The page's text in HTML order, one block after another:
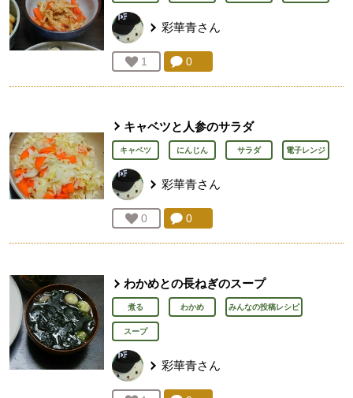
彩華青さん
お気に入り登録：
1 人が登録コメント：
0
キャベツと人参のサラダ
キャベツ にんじん サラダ 電子レンジ
彩華青さん
お気に入り登録：
0 人が登録コメント：
0
わかめとの長ねぎのスープ
煮る わかめ みんなの投稿レシピ
スープ
彩華青さん